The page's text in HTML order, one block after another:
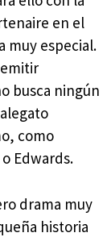
en el
muy especial.
busca ningún
como
Edwards.
drama muy
historia